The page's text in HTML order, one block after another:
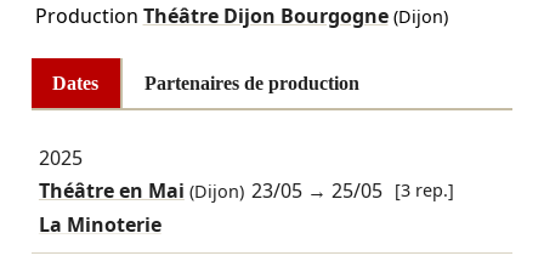
Production Théâtre Dijon Bourgogne(Dijon)
Dates Partenaires de production
2025
Théâtre en Mai (Dijon) 23/05 →25/05 [3 rep.]
La Minoterie